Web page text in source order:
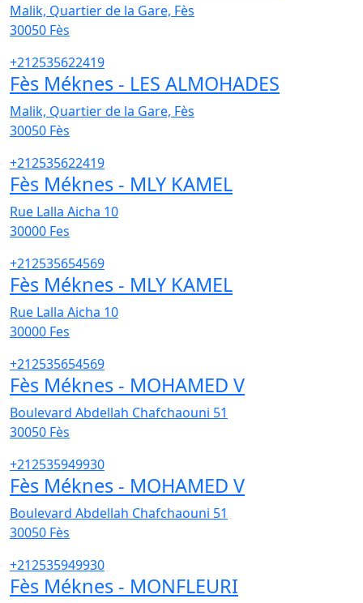
Malik, Quartier de la Gare, Fès
30050 Fès
+212535622419
Fès Méknes - LES ALMOHADES
Malik, Quartier de la Gare, Fès
30050 Fès
+212535622419
Fès Méknes - MLY KAMEL
Rue Lalla Aicha 10
30000 Fes
+212535654569
Fès Méknes - MLY KAMEL
Rue Lalla Aicha 10
30000 Fes
+212535654569
Fès Méknes - MOHAMED V
Boulevard Abdellah Chafchaouni 51
30050 Fès
+212535949930
Fès Méknes - MOHAMED V
Boulevard Abdellah Chafchaouni 51
30050 Fès
+212535949930
Fès Méknes - MONFLEURI